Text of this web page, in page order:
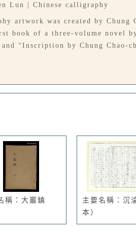
Lun | Chinese calligraphy
artwork was created by Chung
book of a three-volume novel
“Inscription by Chung Chao-
稱：大巖鎮
主要名稱：沉
本）